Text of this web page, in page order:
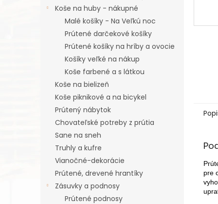
Koše na huby - nákupné
Malé košíky - Na Veľkú noc
Prútené darčekové košíky
Prútené košíky na hríby a ovocie
Košíky veľké na nákup
Koše farbené a s látkou
Koše na bielizeň
Koše piknikové a na bicykel
Prútený nábytok
Chovateľské potreby z prútia
Sane na sneh
Truhly a kufre
Vianočné-dekorácie
Prútené, drevené hrantíky
Zásuvky a podnosy
Prútené podnosy
pre